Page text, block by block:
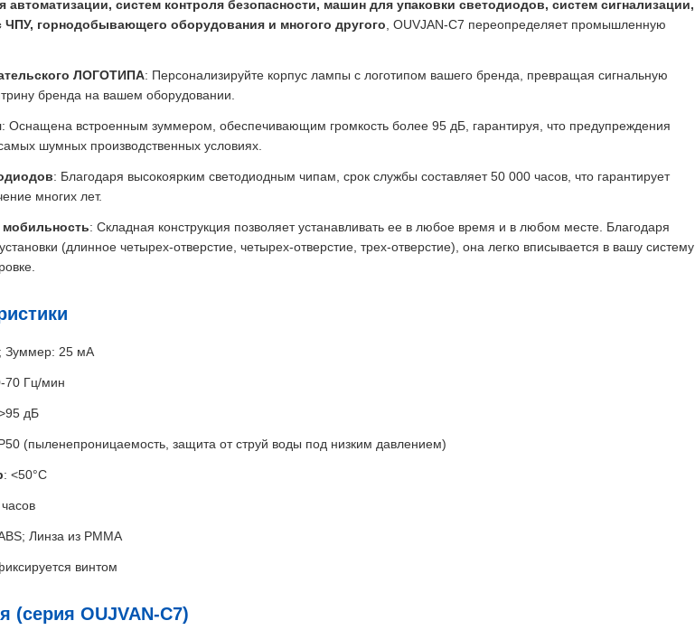
автоматизации, систем контроля безопасности, машин для упаковки светодиодов, систем сигнализации,
ЧПУ, горнодобывающего оборудования и многого другого , OUVJAN-C7 переопределяет промышленную
ЛОГОТИПА: Персонализируйте корпус лампы с логотипом вашего бренда, превращая сигнальную
бренда на вашем оборудовании.
: Оснащена встроенным зуммером, обеспечивающим громкость более 95 дБ, гарантируя, что предупреждения
шумных производственных условиях.
: Благодаря высокоярким светодиодным чипам, срок службы составляет 50 000 часов, что гарантирует
многих лет.
мобильность: Складная конструкция позволяет устанавливать ее в любое время и в любом месте. Благодаря
(длинное четырех-отверстие, четырех-отверстие, трех-отверстие), она легко вписывается в вашу систему
Зуммер: 25 мА
70 Гц/мин
дБ
(пыленепроницаемость, защита от струй воды под низким давлением)
: <50°C
Линза из PMMA
винтом
(серия OUJVAN-C7)